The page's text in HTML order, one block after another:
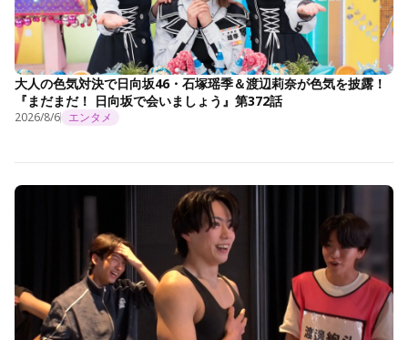
大人の色気対決で日向坂46・石塚瑶季＆渡辺莉奈が色気を披露！
『まだまだ！ 日向坂で会いましょう』第372話
2026/8/6 エンタメ